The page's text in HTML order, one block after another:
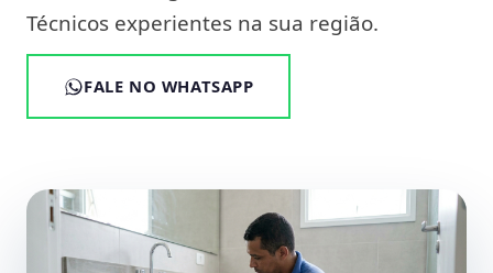
Técnicos experientes na sua região.
FALE NO WHATSAPP